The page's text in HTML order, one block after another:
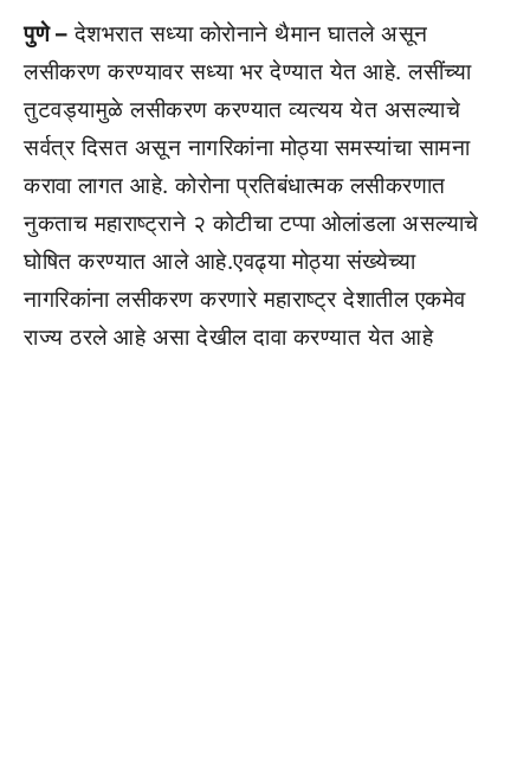
पुणे – देशभरात सध्या कोरोनाने थैमान घातले असून
लसीकरण करण्यावर सध्या भर देण्यात येत आहे. लसींच्या
तुटवड्यामुळे लसीकरण करण्यात व्यत्यय येत असल्याचे
सर्वत्र दिसत असून नागरिकांना मोठ्या समस्यांचा सामना
करावा लागत आहे. कोरोना प्रतिबंधात्मक लसीकरणात
नुकताच महाराष्ट्राने २ कोटीचा टप्पा ओलांडला असल्याचे
घोषित करण्यात आले आहे.एवढ्या मोठ्या संख्येच्या
नागरिकांना लसीकरण करणारे महाराष्ट्र देशातील एकमेव
राज्य ठरले आहे असा देखील दावा करण्यात येत आहे